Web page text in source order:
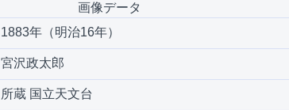
1883年（明治16年）
宮沢政太郎
所蔵 国立天文台
画像データ